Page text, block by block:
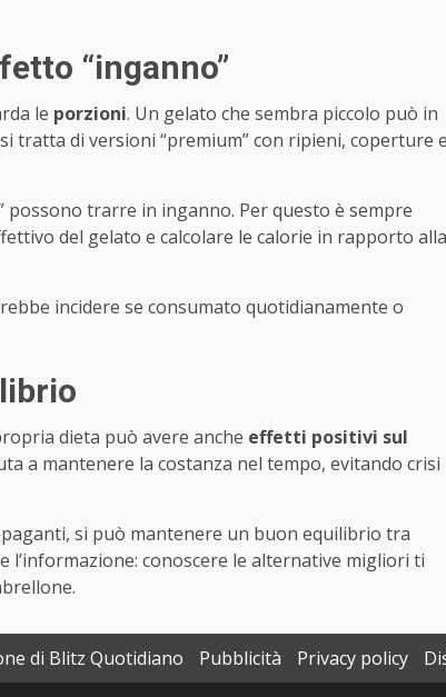
“inganno”
le porzioni. Un gelato che sembra piccolo può in
tratta di versioni “premium” con ripieni, coperture
possono trarre in inganno. Per questo è sempre
del gelato e calcolare le calorie in rapporto alla
incidere se consumato quotidianamente o
dieta può avere anche effetti positivi sul
a mantenere la costanza nel tempo, evitando crisi
si può mantenere un buon equilibrio tra
l’informazione: conoscere le alternative migliori ti
di Blitz Quotidiano Pubblicità Privacy policy